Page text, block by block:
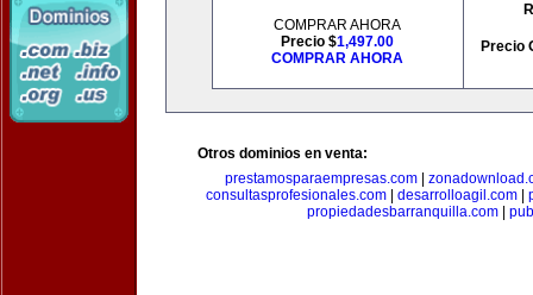
COMPRAR AHORA
Precio $1,497.00
COMPRAR AHORA
Precio
Otros dominios en venta:
prestamosparaempresas.com
consultasprofesionales.com| desarrolloagil.com|
propiedadesbarranquilla.com